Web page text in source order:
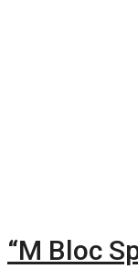
“M Bloc